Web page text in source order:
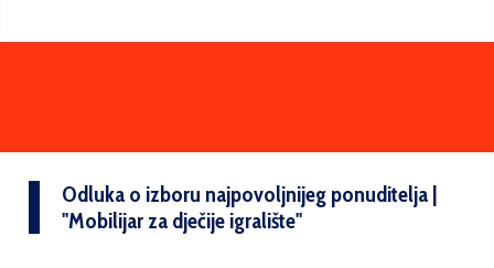
Odluka o izboru najpovoljnijeg ponuditelja |
''Mobilijar za dječije igralište''